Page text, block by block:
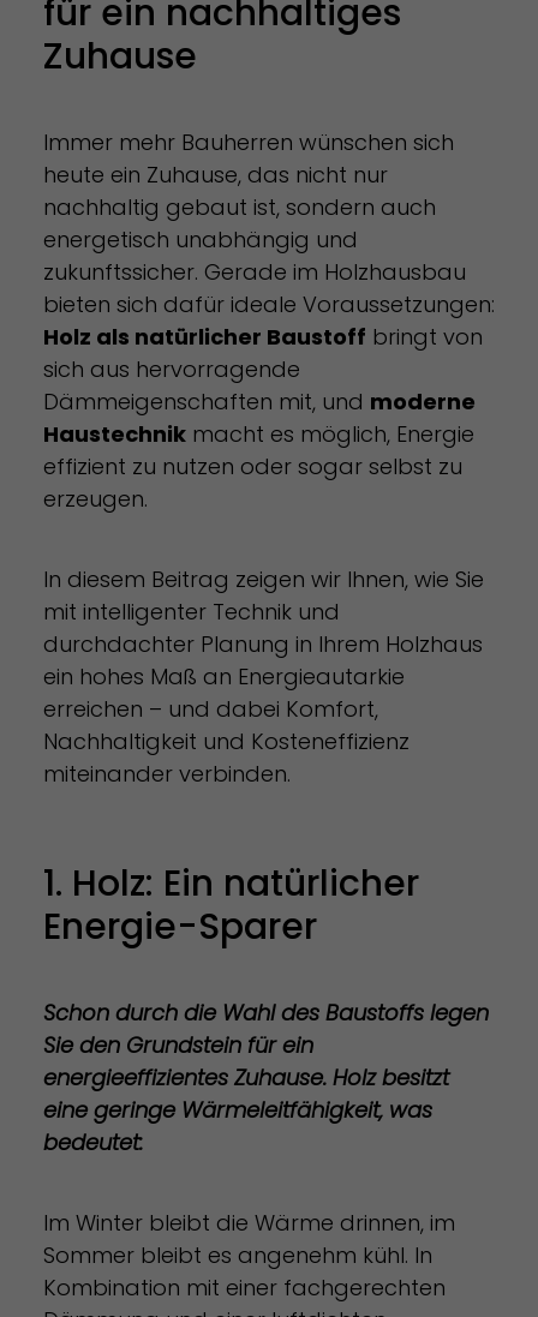
für ein nachhaltiges
Zuhause
Immer mehr Bauherren wünschen sich
heute ein Zuhause, das nicht nur
nachhaltig gebaut ist, sondern auch
energetisch unabhängig und
zukunftssicher. Gerade im Holzhausbau
bieten sich dafür ideale Voraussetzungen:
Holz als natürlicher Baustoff bringt von
sich aus hervorragende
Dämmeigenschaften mit, und moderne
Haustechnikmacht es möglich, Energie
effizient zu nutzen oder sogar selbst zu
erzeugen.
In diesem Beitrag zeigen wir Ihnen, wie Sie
mit intelligenter Technik und
durchdachter Planung in Ihrem Holzhaus
ein hohes Maß an Energieautarkie
erreichen – und dabei Komfort,
Nachhaltigkeit und Kosteneffizienz
miteinander verbinden.
1. Holz: Ein natürlicher
Energie-Sparer
Schon durch die Wahl des Baustoffs legen
Sie den Grundstein für ein
energieeffizientes Zuhause. Holz besitzt
eine geringe Wärmeleitfähigkeit, was
bedeutet:
Im Winter bleibt die Wärme drinnen, im
Sommer bleibt es angenehm kühl. In
Kombination mit einer fachgerechten